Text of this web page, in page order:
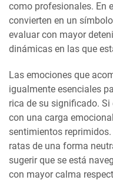
como profesionales. En
convierten en un
evaluar con mayor
dinámicas en las que
Las emociones que
igualmente esenciales
rica de su significado. Si
con una carga
sentimientos
ratas de una forma
sugerir que se está
con mayor calma